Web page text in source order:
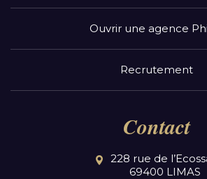
Ouvrir une agence
Recrutement
Contact
228 rue de
69400 LIMAS